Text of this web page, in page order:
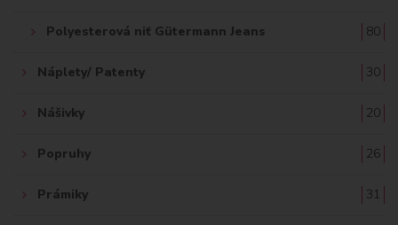
Polyesterová niť Gütermann Jeans 80
Náplety/ Patenty 30
Nášivky 20
Popruhy 26
Prámiky 31